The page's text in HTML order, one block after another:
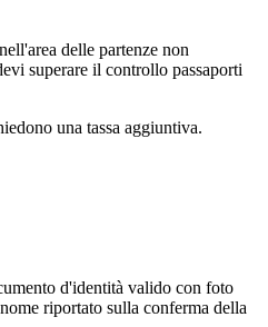
delle partenze non
superare il controllo passaporti
una tassa aggiuntiva.
d'identità valido con foto
riportato sulla conferma della